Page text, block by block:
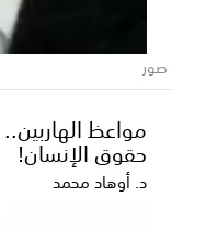
صور
حقوق الإنسان!
د. أوهاد محمد